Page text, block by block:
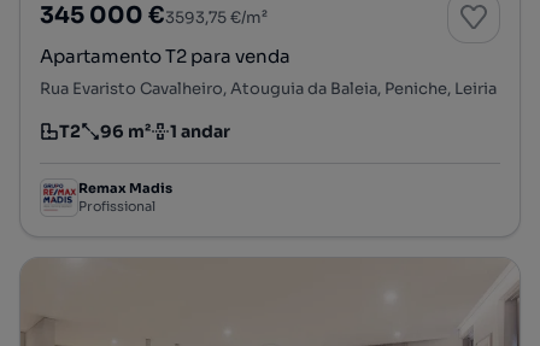
345 000 €3593,75 €/m²
Apartamento T2 para venda
Rua Evaristo Cavalheiro, Atouguia da Baleia, Peniche, Leiria
Tipologia
T2
Preço por metro quadrado
96 m²
Andar 1 andar
Remax Madis
Profissional